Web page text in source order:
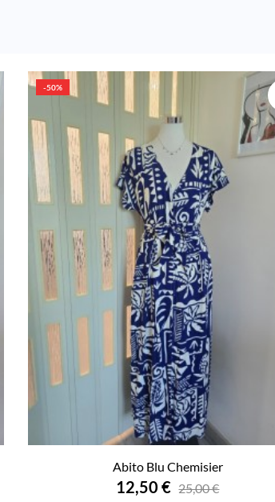
-50%
Abito Blu Chemisier
12,50 € 25,00 €